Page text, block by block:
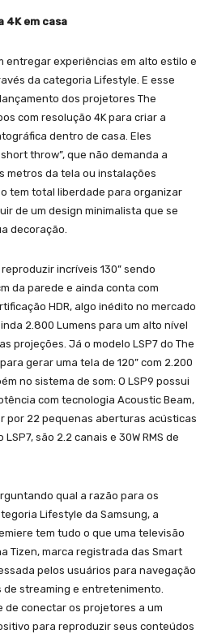
4K em casa
entregar experiências em alto estilo e
da categoria Lifestyle. E esse
dos projetores The
com resolução 4K para criar a
dentro de casa. Eles
throw”, que não demanda a
metros da tela ou instalações
tem total liberdade para organizar
de um design minimalista que se
decoração.
incríveis 130” sendo
da parede e ainda conta com
HDR, algo inédito no mercado
2.800 Lumens para um alto nível
projeções. Já o modelo LSP7 do The
gerar uma tela de 120” com 2.200
no sistema de som: O LSP9 possui
com tecnologia Acoustic Beam,
por 22 pequenas aberturas acústicas
são 2.2 canais e 30W RMS de
qual a razão para os
Lifestyle da Samsung, a
tem tudo o que uma televisão
Tizen, marca registrada das Smart
pelos usuários para navegação
streaming e entretenimento.
de conectar os projetores a um
para reproduzir seus conteúdos